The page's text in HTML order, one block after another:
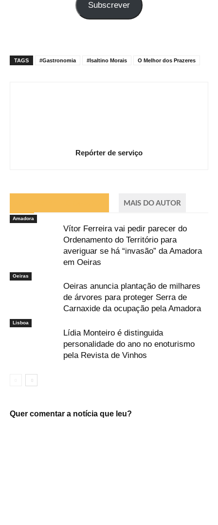
Subscrever
TAGS #Gastronomia #Isaltino Morais O Melhor dos Prazeres
Repórter de serviço
MAIS DO AUTOR
Amadora
Vítor Ferreira vai pedir parecer do
Ordenamento do Território para
averiguar se há “invasão” da Amadora
em Oeiras
Oeiras
Oeiras anuncia plantação de milhares
de árvores para proteger Serra de
Carnaxide da ocupação pela Amadora
Lisboa
Lídia Monteiro é distinguida
personalidade do ano no enoturismo
pela Revista de Vinhos
Quer comentar a notícia que leu?